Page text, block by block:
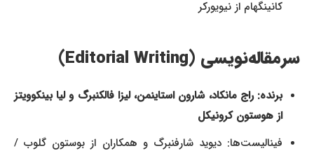
کانینگهام از نیویورکر
سرمقاله‌نویسی (Editorial Writing)
برنده: راج مانکاد، شارون استاینمن، لیزا فالکنبرگ و لیا بینکوویتز
از هوستون کرونیکل
فینالیست‌ها: دیوید شارفنبرگ و همکاران از بوستون گلوب /